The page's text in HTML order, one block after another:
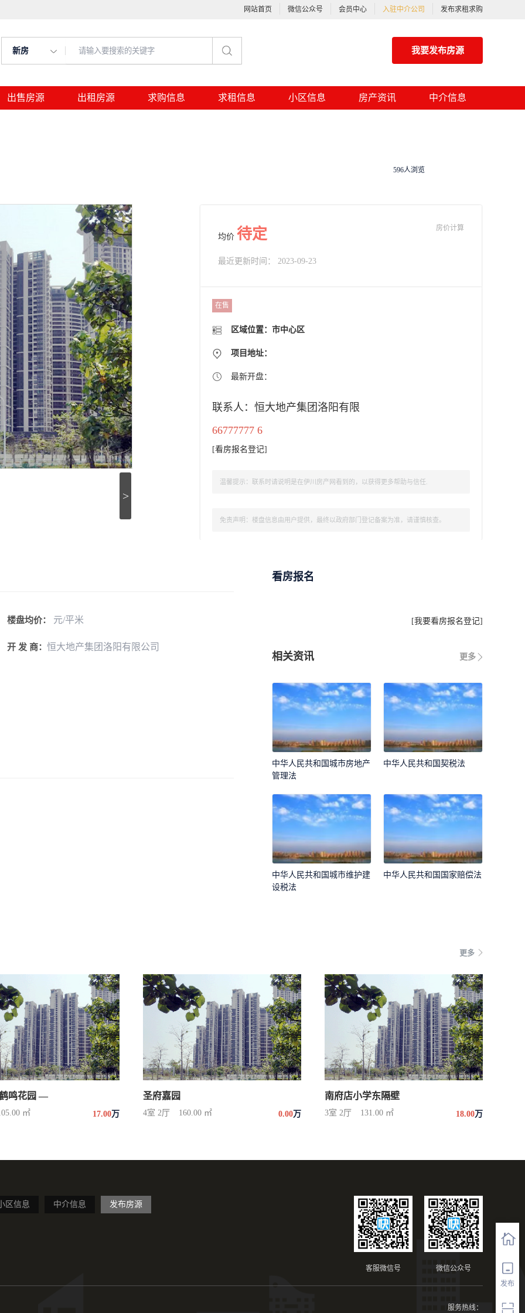
网站首页 微信公众号 会员中心 入驻中介公司 发布求租求购
新房 我要发布房源
出售房源 出租房源 求购信息 求租信息 小区信息 房产资讯 中介信息
发布
596人浏览
>
均价 待定 房价计算
最近更新时间： 2023-09-23
在售
区域位置： 市中心区
项目地址：
最新开盘：
联系人：恒大地产集团洛阳有限
66777777 6
[看房报名登记]
温馨提示：联系时请说明是在伊川房产网看到的，以获得更多帮助与信任.
免责声明：楼盘信息由用户提供，最终以政府部门登记备案为准，请谨慎核查。
楼盘均价： 元/平米
开 发 商： 恒大地产集团洛阳有限公司
看房报名
[我要看房报名登记]
更多
相关资讯
中华人民共和国城市房地产
管理法
中华人民共和国契税法
中华人民共和国城市维护建
设税法
中华人民共和国国家赔偿法
更多
鸣花园 —
㎡ 17.00万
圣府嘉园
4室 2厅 160.00 ㎡ 0.00万
南府店小学东隔壁
3室 2厅 131.00 ㎡ 18.00万
区信息 中介信息 发布房源
微信公众号
客服微信号
服务热线：